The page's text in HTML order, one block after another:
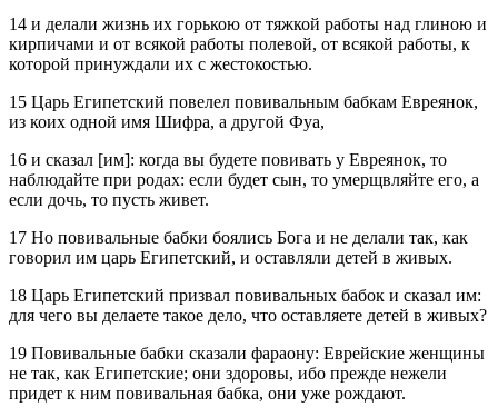
14 и делали жизнь их горькою от тяжкой работы над глиною и
кирпичами и от всякой работы полевой, от всякой работы, к
которой принуждали их с жестокостью.
15 Царь Египетский повелел повивальным бабкам Евреянок,
из коих одной имя Шифра, а другой Фуа,
16 и сказал [им]: когда вы будете повивать у Евреянок, то
наблюдайте при родах: если будет сын, то умерщвляйте его, а
если дочь, то пусть живет.
17 Но повивальные бабки боялись Бога и не делали так, как
говорил им царь Египетский, и оставляли детей в живых.
18 Царь Египетский призвал повивальных бабок и сказал им:
для чего вы делаете такое дело, что оставляете детей в живых?
19 Повивальные бабки сказали фараону: Еврейские женщины
не так, как Египетские; они здоровы, ибо прежде нежели
придет к ним повивальная бабка, они уже рождают.